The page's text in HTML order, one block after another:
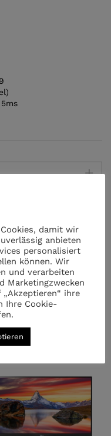
& Elektronik
damit wir
anbieten
personalisiert
können. Wir
und verarbeiten
Marketingzwecken
ihre
Ihre Cookie-